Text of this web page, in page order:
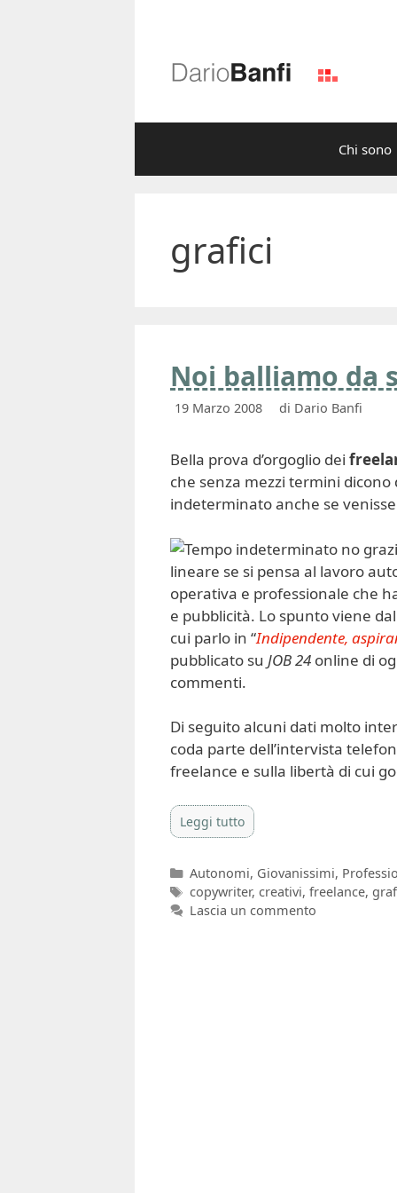
Chi sono
grafici
Noi balliamo da
19 Marzo 2008 di Dario Banfi
Bella prova d’orgoglio dei
che senza mezzi termini
indeterminato anche se
lineare se si pensa al lavoro
operativa e professionale che
e pubblicità. Lo spunto viene
cui parlo in “Indipendente,
pubblicato su JOB 24 online di
commenti.
Di seguito alcuni dati molto
coda parte dell’intervista
freelance e sulla libertà di cui
Leggi tutto
Categorie
Autonomi, Giovanissimi,
Tag
copywriter, creativi, freelance,
Lascia un commento